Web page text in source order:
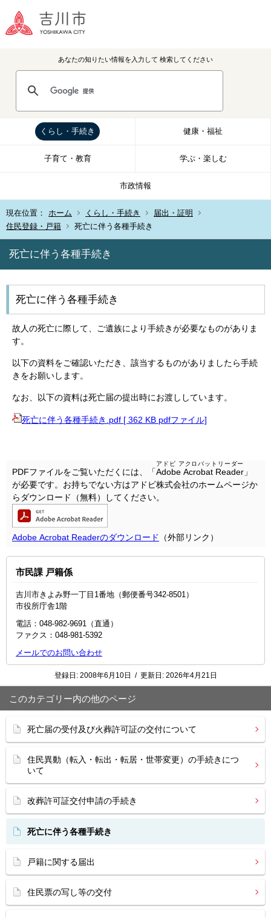
あなたの知りたい情報を入力して 検索してください
くらし・手続き 健康・福祉
子育て・教育 学ぶ・楽しむ
市政情報
現在位置： ホーム くらし・手続き
届出・証明
住民登録・戸籍
死亡に伴う各種手続き
死亡に伴う各種手続き
死亡に伴う各種手続き
故人の死亡に際して、ご遺族により手続きが必要なものがありま
す。
以下の資料をご確認いただき、該当するものがありましたら手続
きをお願いします。
なお、以下の資料は死亡届の提出時にお渡ししています。
死亡に伴う各種手続き.pdf [ 362 KB pdfファイル]
PDFファイルをご覧いただくには、「Adobe Acrobat Reader
アドビ アクロバットリーダー
」
が必要です。お持ちでない方はアドビ株式会社のホームページか
らダウンロード（無料）してください。
Adobe Acrobat Readerのダウンロード （外部リンク）
市民課 戸籍係
吉川市きよみ野一丁目1番地（郵便番号342-8501）
市役所庁舎1階
電話：048‐982‐9691（直通）
ファクス：048‐981‐5392
メールでのお問い合わせ
登録日: 2008年6月10日 / 更新日: 2026年4月21日
このカテゴリー内の他のページ
死亡届の受付及び火葬許可証の交付について
住民異動（転入・転出・転居・世帯変更）の手続きにつ
いて
改葬許可証交付申請の手続き
死亡に伴う各種手続き
戸籍に関する届出
住民票の写し等の交付